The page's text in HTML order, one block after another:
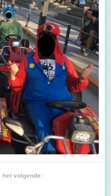
het volgende: